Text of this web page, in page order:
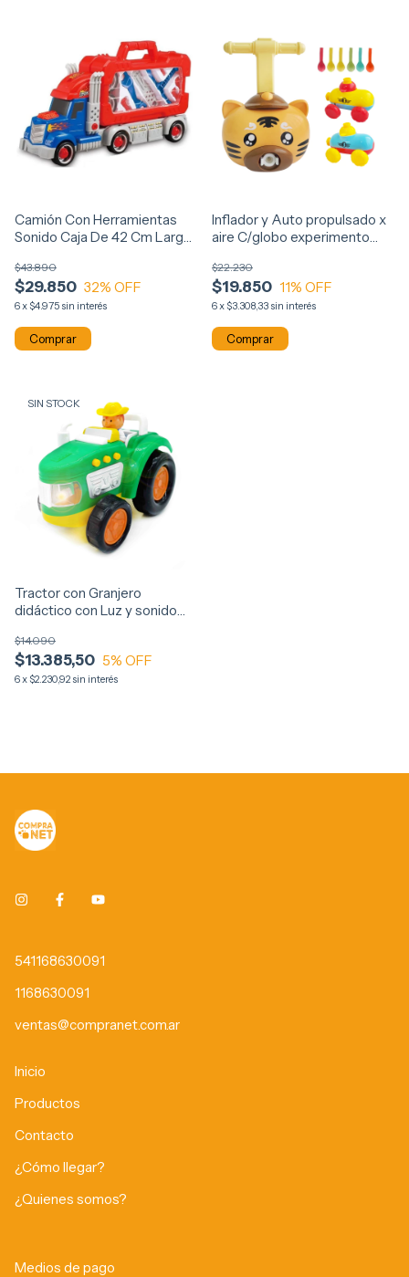
Camión Con Herramientas
Sonido Caja De 42 Cm Largo
$29.850
$43.890
32% OFF
6x$4.975 sin interés
Inflador y Auto propulsado x
aire C/globo experimento
$19.850
$22.230
11% OFF
6x$3.308,33 sin interés
Comprar
SIN STOCK
Tractor con Granjero
didáctico con Luz y sonido
$13.385,50
$14.090
5% OFF
6x$2.230,92 sin interés
541168630091
1168630091
ventas@compranet.com.ar
Inicio
Productos
Contacto
¿Cómo llegar?
¿Quienes somos?
Medios de pago